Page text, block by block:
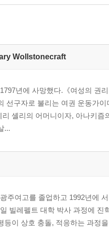
Wollstonecraft
년에 사망했다.《여성의 권
선구자로 불리는 여권 운동가
리 셸리의 어머니이자, 아나키
...
주여고를 졸업하고 1992년에
빌레펠트 대학 박사 과정에
등이 상호 충돌, 적응하는 과정